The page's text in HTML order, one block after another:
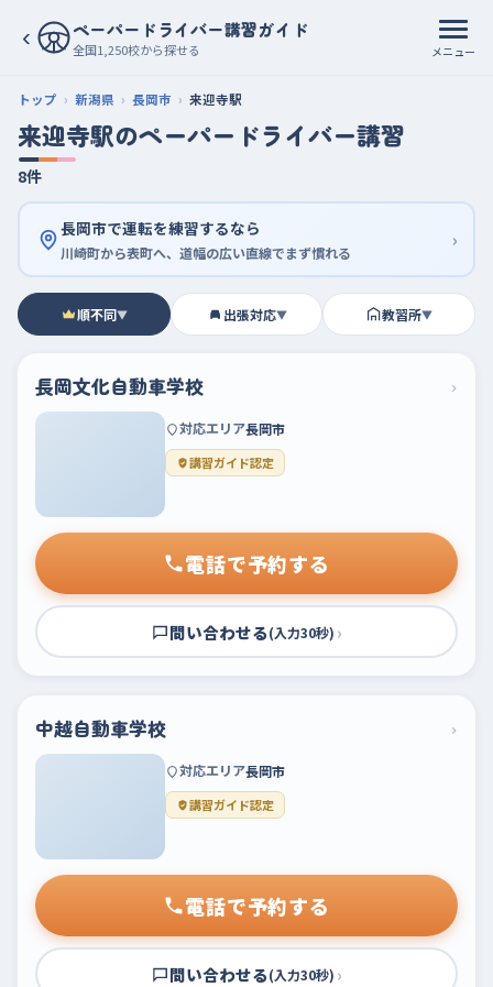
‹ ペーパードライバー講習ガイド
全国1,250校から探せる メニュー
トップ 新潟県 長岡市 来迎寺駅
来迎寺駅のペーパードライバー講習
8件
長岡市で運転を練習するなら
川崎町から表町へ、道幅の広い直線でまず慣れる ›
順不同▼ 出張対応▼ 教習所▼
長岡文化自動車学校 ›
対応エリア長岡市
講習ガイド認定
電話で予約する
問い合わせる(入力30秒) ›
中越自動車学校 ›
対応エリア長岡市
講習ガイド認定
電話で予約する
問い合わせる(入力30秒) ›